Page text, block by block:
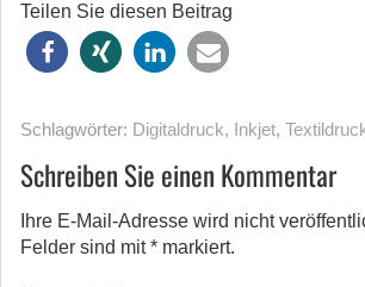
Teilen Sie diesen Beitrag
Schlagwörter: Digitaldruck, Inkjet,
Schreiben Sie einen Kommentar
Ihre E-Mail-Adresse wird nicht
Felder sind mit* markiert.